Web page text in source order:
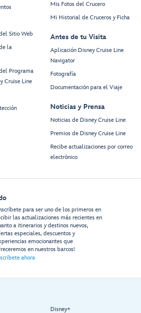
Sitio Web
la
Programa
Cruise Line
Mis Fotos del Crucero
Mi Historial de Cruceros y Ficha
Antes de tu Visita
Aplicación Disney Cruise Line
Navigator
Fotografía
Documentación para el Viaje
Noticias y Prensa
Noticias de Disney Cruise Line
Premios de Disney Cruise Line
Recibe actualizaciones por correo
electrónico
para ser uno de los primeros en
las actualizaciones más recientes en
a itinerarios y destinos nuevos,
especiales, descuentos y
emocionantes que
en nuestros barcos!
ahora
Disney+